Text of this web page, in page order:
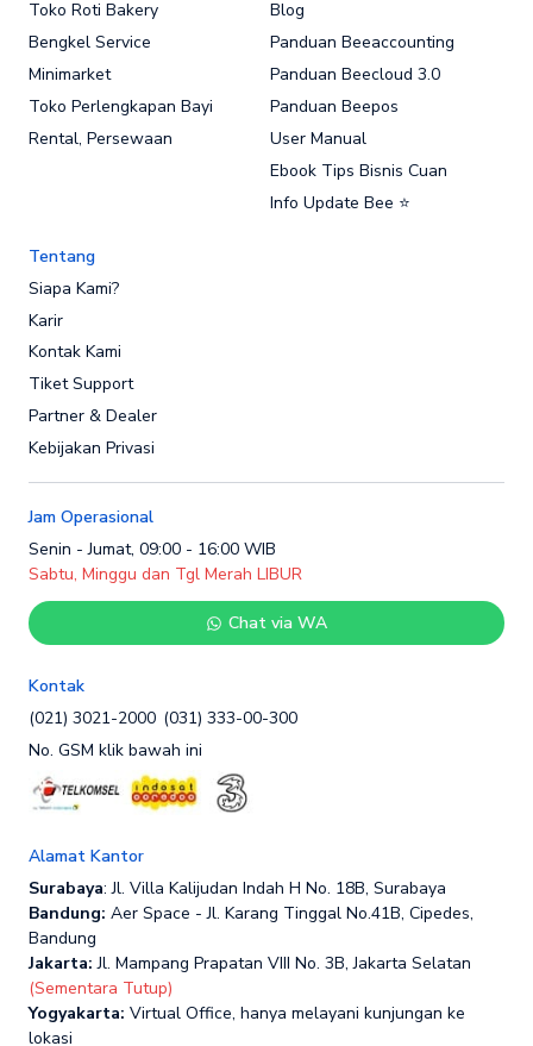
Toko Roti Bakery
Bengkel Service
Minimarket
Toko Perlengkapan Bayi
Rental, Persewaan
Blog
Panduan Beeaccounting
Panduan Beecloud 3.0
Panduan Beepos
User Manual
Ebook Tips Bisnis Cuan
Info Update Bee ⭐
Tentang
Siapa Kami?
Karir
Kontak Kami
Tiket Support
Partner & Dealer
Kebijakan Privasi
Jam Operasional
Senin - Jumat, 09:00 - 16:00 WIB
Sabtu, Minggu dan Tgl Merah LIBUR
Chat via WA
Kontak
(021) 3021-2000 (031) 333-00-300
No. GSM klik bawah ini
Alamat Kantor
Surabaya: Jl. Villa Kalijudan Indah H No. 18B, Surabaya
Bandung: Aer Space - Jl. Karang Tinggal No.41B, Cipedes,
Bandung
Jakarta: Jl. Mampang Prapatan VIII No. 3B, Jakarta Selatan
(Sementara Tutup)
Yogyakarta: Virtual Office, hanya melayani kunjungan ke
lokasi